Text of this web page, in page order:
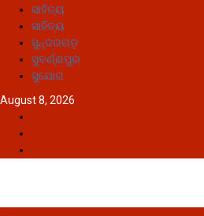
ସାହିତ୍ୟ
ସାହିତ୍ୟ
ସୁନ୍ଦରଗଡ଼
ସୁବର୍ଣ୍ଣପୁର
ସୁଯୋଗ
August 8, 2026